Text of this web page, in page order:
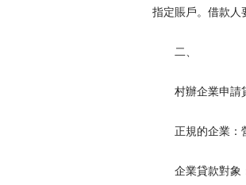
指定賬戶。借款人
二、
村辦企業申請
正規的企業：營
企業貸款對象